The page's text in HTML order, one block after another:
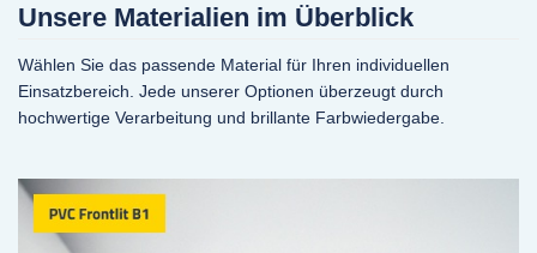
Unsere Materialien im Überblick
Wählen Sie das passende Material für Ihren individuellen
Einsatzbereich. Jede unserer Optionen überzeugt durch
hochwertige Verarbeitung und brillante Farbwiedergabe.